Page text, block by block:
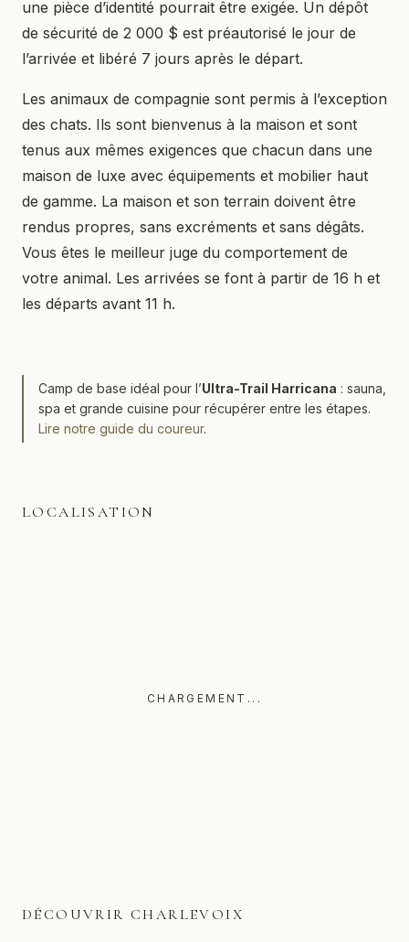
une pièce d’identité pourrait être exigée. Un dépôt
de sécurité de 2 000 $ est préautorisé le jour de
l’arrivée et libéré 7 jours après le départ.
Les animaux de compagnie sont permis à l’exception
des chats. Ils sont bienvenus à la maison et sont
tenus aux mêmes exigences que chacun dans une
maison de luxe avec équipements et mobilier haut
de gamme. La maison et son terrain doivent être
rendus propres, sans excréments et sans dégâts.
Vous êtes le meilleur juge du comportement de
votre animal. Les arrivées se font à partir de 16 h et
les départs avant 11 h.
Camp de base idéal pour l’Ultra-Trail Harricana : sauna,
spa et grande cuisine pour récupérer entre les étapes.
Lire notre guide du coureur.
LOCALISATION
CHARGEMENT...
DÉCOUVRIR CHARLEVOIX